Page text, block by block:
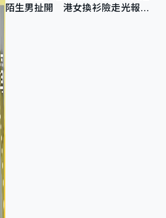
陌生男扯開 港女換衫險走光報